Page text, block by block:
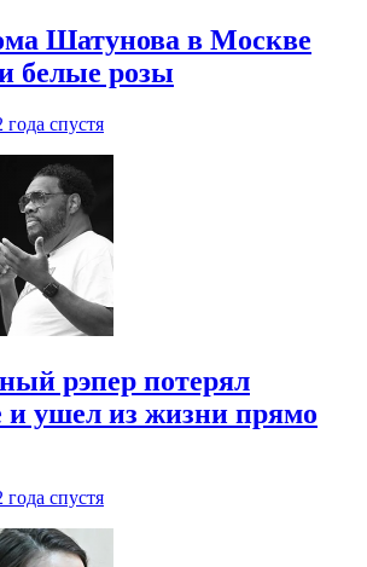
Шатунова в Москве
белые розы
года спустя
рэпер потерял
и ушел из жизни прямо
года спустя